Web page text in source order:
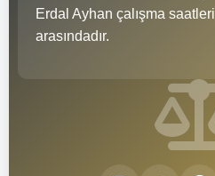
Erdal Ayhan çalışma saatleri
arasındadır.